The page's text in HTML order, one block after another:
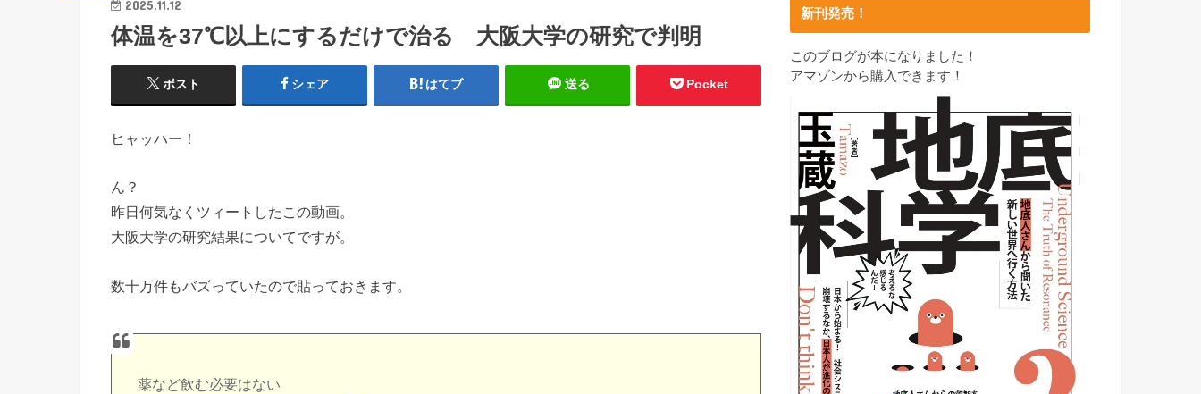
2025.11.12
体温を37℃以上にするだけで治る 大阪大学の研究で判明
ポスト シェア はてブ 送る Pocket
ヒャッハー！
ん？
昨日何気なくツィートしたこの動画。
大阪大学の研究結果についてですが。
数十万件もバズっていたので貼っておきます。
薬など飲む必要はない
新刊発売！
このブログが本になりました！
アマゾンから購入できます！